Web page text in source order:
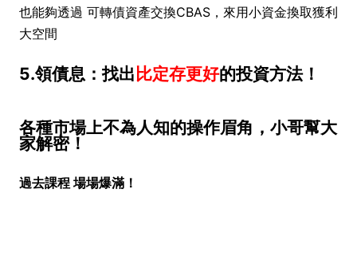
也能夠透過 可轉債資產交換CBAS，來用小資金換取獲利
大空間
5.領債息：找出 比定存更好的投資方法！
各種市場上不為人知的操作眉角，小哥幫大
家解密！
過去課程 場場爆滿！